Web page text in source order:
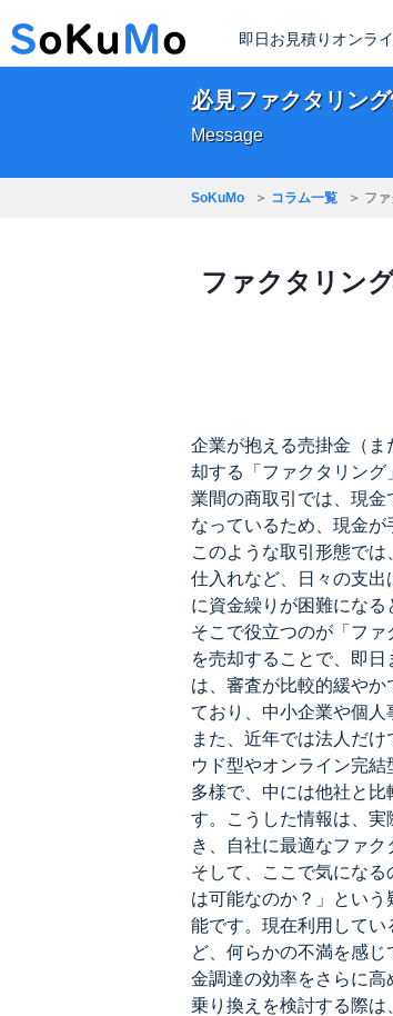
即日お見積りオンラ
必見ファクタリン
Message
SoKuMo コラム一覧 フ
ファクタリン
企業が抱える売掛金（
却する「ファクタリン
業間の商取引では、現
なっているため、現金が
このような取引形態で
仕入れなど、日々の支
に資金繰りが困難になる
そこで役立つのが「フ
を売却することで、即
は、審査が比較的緩や
ており、中小企業や個人
また、近年では法人だ
ウド型やオンライン完
多様で、中には他社と
す。こうした情報は、
き、自社に最適なファク
そして、ここで気にな
は可能なのか？」とい
能です。現在利用して
ど、何らかの不満を感
金調達の効率をさらに高
乗り換えを検討する際